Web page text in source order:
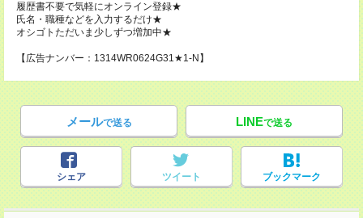
履歴書不要で気軽にオンライン登録★
氏名・職種などを入力するだけ★
オシゴトただいま少しずつ増加中★
【広告ナンバー：1314WR0624G31★1-N】
メールで送る LINEで送る
シェア ツイート ブックマーク